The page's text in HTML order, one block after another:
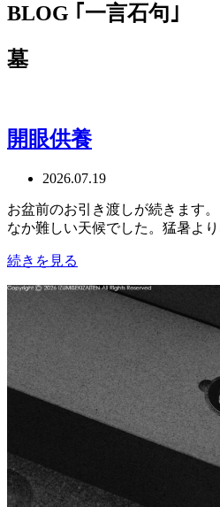
BLOG ｢一言石句｣
墓
開眼供養
2026.07.19
お盆前のお引き渡しが続きます
なか難しい天候でした。猛暑よ
続きを見る